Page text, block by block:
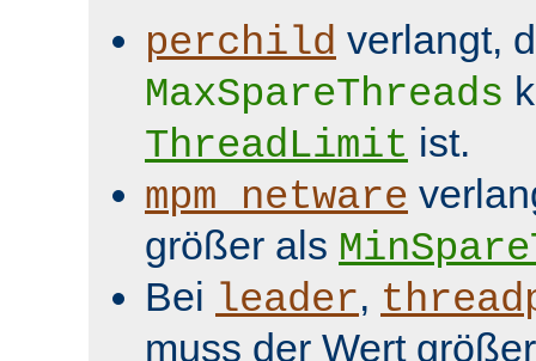
perchild verlangt,
MaxSpareThreads
ThreadLimit ist.
mpm_netware
größer als
Bei leader,
muss der Wert